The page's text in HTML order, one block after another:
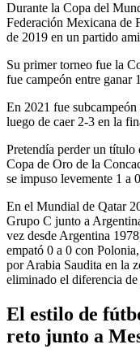
Durante la Copa del
Federación Mexicana de
de 2019 en un partido
Su primer torneo fue la
fue campeón entre ganar
En 2021 fue
luego de caer 2-3 en la
Pretendía perder un título
Copa de Oro de la
se impuso levemente 1 a
En el Mundial de Qatar
Grupo C junto a
vez desde Argentina
empató 0 a 0 con
por Arabia Saudita en la
eliminado el diferencia de
El estilo de
reto junto a